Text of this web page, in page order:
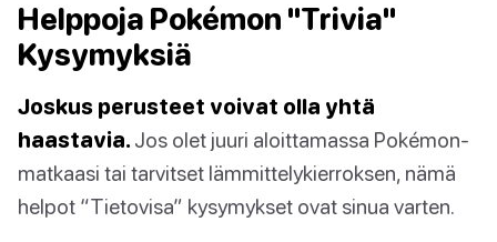
Helppoja Pokémon "Trivia"
Kysymyksiä
Joskus perusteet voivat olla yhtä
haastavia. Jos olet juuri aloittamassa Pokémon-
matkaasi tai tarvitset lämmittelykierroksen, nämä
helpot “Tietovisa” kysymykset ovat sinua varten.